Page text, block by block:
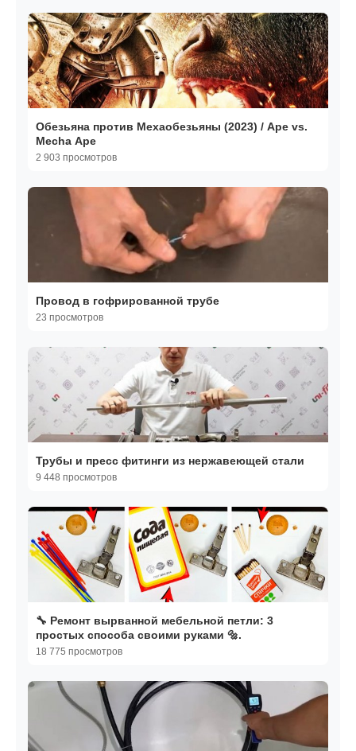
Обезьяна против Мехаобезьяны (2023) / Ape vs.
Mecha Ape
2 903 просмотров
Провод в гофрированной трубе
23 просмотров
Трубы и пресс фитинги из нержавеющей стали
9 448 просмотров
🔧 Ремонт вырванной мебельной петли: 3
простых способа своими руками 🔩.
18 775 просмотров